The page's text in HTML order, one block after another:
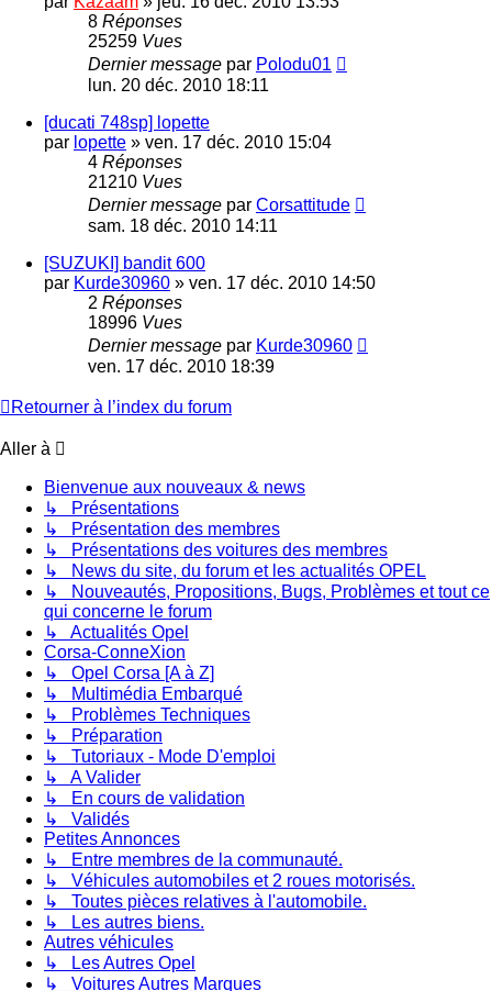
8 Réponses
25259 Vues
Dernier message par Polodu01
lun. 20 déc. 2010 18:11
[ducati 748sp] lopette
par lopette » ven. 17 déc. 2010 15:04
4 Réponses
21210 Vues
Dernier message par Corsattitude
sam. 18 déc. 2010 14:11
[SUZUKI] bandit 600
par Kurde30960 » ven. 17 déc. 2010 14:50
2 Réponses
18996 Vues
Dernier message par Kurde30960
ven. 17 déc. 2010 18:39
Retourner à l’index du forum
Aller à
Bienvenue aux nouveaux & news
↳ Présentations
↳ Présentation des membres
↳ Présentations des voitures des membres
↳ News du site, du forum et les actualités OPEL
↳ Nouveautés, Propositions, Bugs, Problèmes et tout ce
qui concerne le forum
↳ Actualités Opel
Corsa-ConneXion
↳ Opel Corsa [A à Z]
↳ Multimédia Embarqué
↳ Problèmes Techniques
↳ Préparation
↳ Tutoriaux - Mode D'emploi
↳ A Valider
↳ En cours de validation
↳ Validés
Petites Annonces
↳ Entre membres de la communauté.
↳ Véhicules automobiles et 2 roues motorisés.
↳ Toutes pièces relatives à l'automobile.
↳ Les autres biens.
Autres véhicules
↳ Les Autres Opel
↳ Voitures Autres Marques